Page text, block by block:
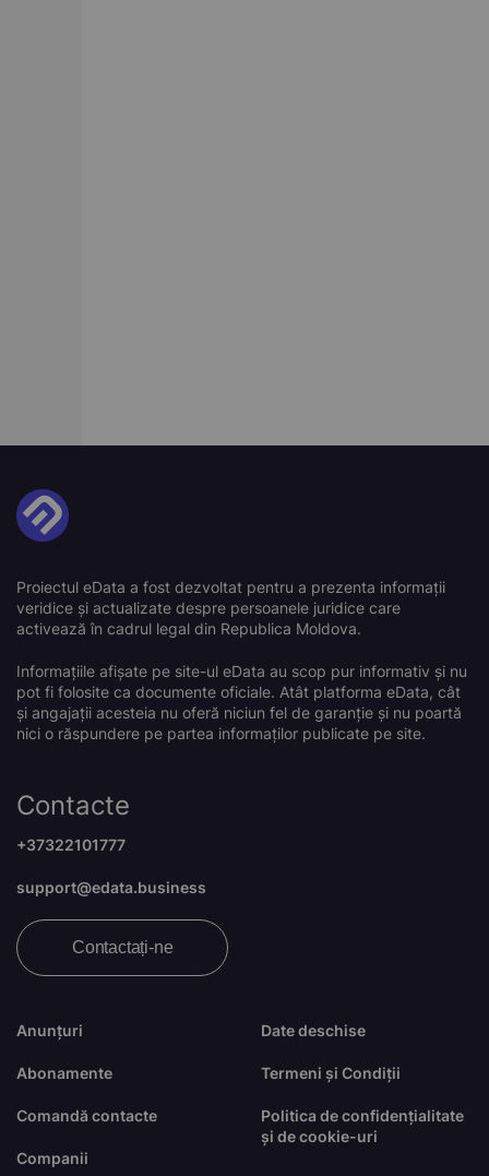
Proiectul eData a fost dezvoltat pentru a prezenta informații
veridice și actualizate despre persoanele juridice care
activează în cadrul legal din Republica Moldova.
Informațiile afișate pe site-ul eData au scop pur informativ și nu
pot fi folosite ca documente oficiale. Atât platforma eData, cât
și angajații acesteia nu oferă niciun fel de garanție și nu poartă
nici o răspundere pe partea informaților publicate pe site.
Anunțuri
Abonamente
Comandă contacte
Companii
Date deschise
Termeni și Condiții
Politica de confidențialitate
și de cookie-uri
Contacte
+37322101777
support@edata.business
Contactați-ne